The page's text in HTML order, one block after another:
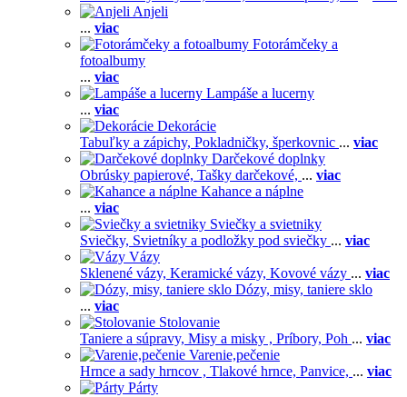
Anjeli
... viac
Fotorámčeky a
fotoalbumy
... viac
Lampáše a lucerny
... viac
Dekorácie
Tabuľky a zápichy, Pokladničky, šperkovnic ... viac
Darčekové doplnky
Obrúsky papierové, Tašky darčekové, ... viac
Kahance a náplne
... viac
Sviečky a svietniky
Sviečky, Svietníky a podložky pod sviečky ... viac
Vázy
Sklenené vázy, Keramické vázy, Kovové vázy ... viac
Dózy, misy, taniere sklo
... viac
Stolovanie
Taniere a súpravy, Misy a misky , Príbory, Poh ... viac
Varenie,pečenie
Hrnce a sady hrncov , Tlakové hrnce, Panvice, ... viac
Párty